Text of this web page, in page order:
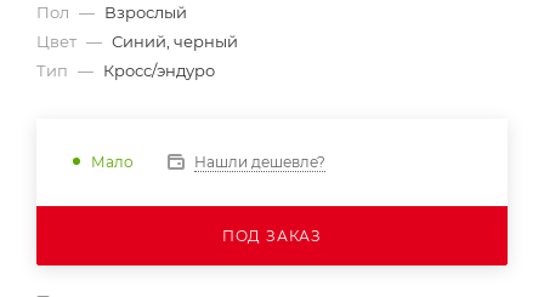
Пол — Взрослый
Цвет — Синий, черный
Тип — Кросс/эндуро
Мало Нашли дешевле?
ПОД ЗАКАЗ